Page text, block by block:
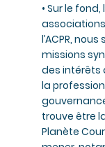
• Sur le
l’ACPR,
missions
des intérêts
la
trouve être
Planète